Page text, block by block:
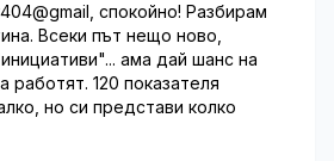
спокойно! Разбирам
Всеки път нещо ново,
ама дай шанс на
работят. 120 показателя
но си представи колко